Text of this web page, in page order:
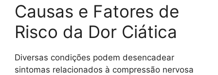
Causas e Fatores de
Risco da Dor Ciática
Diversas condições podem desencadear
sintomas relacionados à compressão nervosa